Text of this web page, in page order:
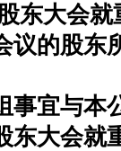
大会就
议的股东
宜与本
东大会就